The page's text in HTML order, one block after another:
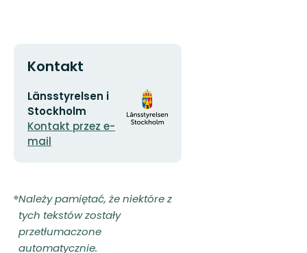
Kontakt
Adres
e-
mail
Länsstyrelsen i
Stockholm
Kontakt przez e-
mail
Logotyp
organizacji
Należy pamiętać, że niektóre z
tych tekstów zostały
przetłumaczone
automatycznie.